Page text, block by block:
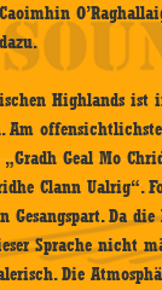
Highlands ist
Am
„Gradh Geal Mo
Clann Ualrig“.
Gesangspart. Da die
Sprache nicht
Die